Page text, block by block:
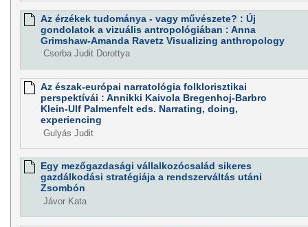
Az érzékek tudománya - vagy művészete? : Új
gondolatok a vizuális antropológiában : Anna
Grimshaw-Amanda Ravetz Visualizing anthropology
Csorba Judit Dorottya
Az észak-európai narratológia folklorisztikai
perspektívái : Annikki Kaivola Bregenhoj-Barbro
Klein-Ulf Palmenfelt eds. Narrating, doing,
experiencing
Gulyás Judit
Egy mezőgazdasági vállalkozócsalád sikeres
gazdálkodási stratégiája a rendszerváltás utáni
Zsombón
Jávor Kata